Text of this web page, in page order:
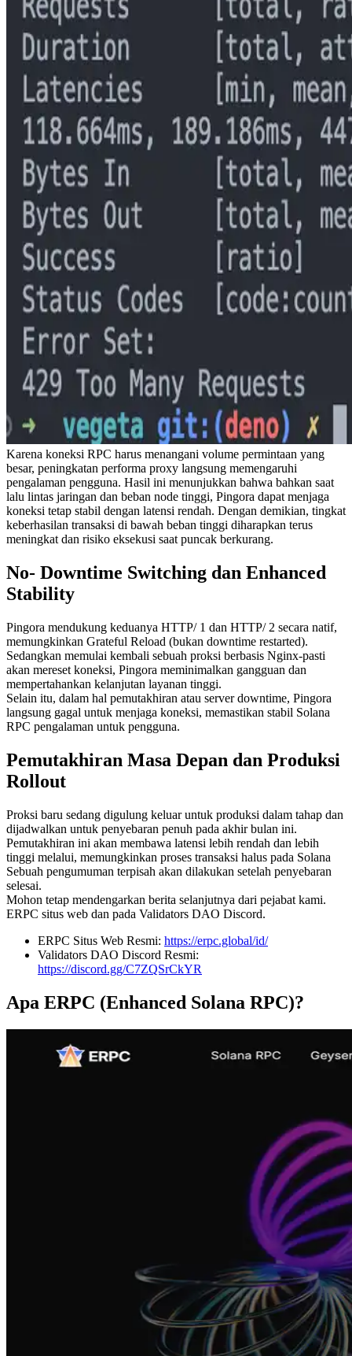
Karena koneksi RPC harus menangani volume permintaan yang
besar, peningkatan performa proxy langsung memengaruhi
pengalaman pengguna. Hasil ini menunjukkan bahwa bahkan saat
lalu lintas jaringan dan beban node tinggi, Pingora dapat menjaga
koneksi tetap stabil dengan latensi rendah. Dengan demikian, tingkat
keberhasilan transaksi di bawah beban tinggi diharapkan terus
meningkat dan risiko eksekusi saat puncak berkurang.
No- Downtime Switching dan Enhanced
Stability
Pingora mendukung keduanya HTTP/ 1 dan HTTP/ 2 secara natif,
memungkinkan Grateful Reload (bukan downtime restarted).
Sedangkan memulai kembali sebuah proksi berbasis Nginx-pasti
akan mereset koneksi, Pingora meminimalkan gangguan dan
mempertahankan kelanjutan layanan tinggi.
Selain itu, dalam hal pemutakhiran atau server downtime, Pingora
langsung gagal untuk menjaga koneksi, memastikan stabil Solana
RPC pengalaman untuk pengguna.
Pemutakhiran Masa Depan dan Produksi
Rollout
Proksi baru sedang digulung keluar untuk produksi dalam tahap dan
dijadwalkan untuk penyebaran penuh pada akhir bulan ini.
Pemutakhiran ini akan membawa latensi lebih rendah dan lebih
tinggi melalui, memungkinkan proses transaksi halus pada Solana
Sebuah pengumuman terpisah akan dilakukan setelah penyebaran
selesai.
Mohon tetap mendengarkan berita selanjutnya dari pejabat kami.
ERPC situs web dan pada Validators DAO Discord.
ERPC Situs Web Resmi: https://erpc.global/id/
Validators DAO Discord Resmi:
https://discord.gg/C7ZQSrCkYR
Apa ERPC (Enhanced Solana RPC)?